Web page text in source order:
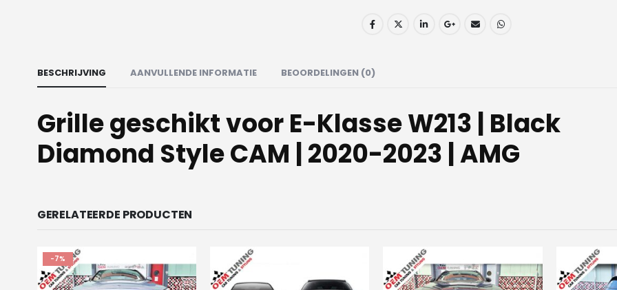
BESCHRIJVING AANVULLENDE INFORMATIE BEOORDELINGEN (0)
Grille geschikt voor E-Klasse W213 | Black
Diamond Style CAM | 2020-2023 | AMG
GERELATEERDE PRODUCTEN
-7%